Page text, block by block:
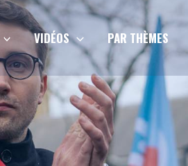
VIDÉOS PAR THÈMES